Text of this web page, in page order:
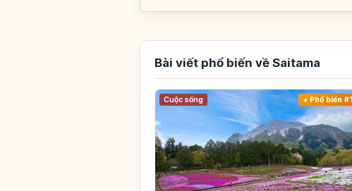
Bài viết phổ biến về Saitama
Cuộc sống Phổ biến #1